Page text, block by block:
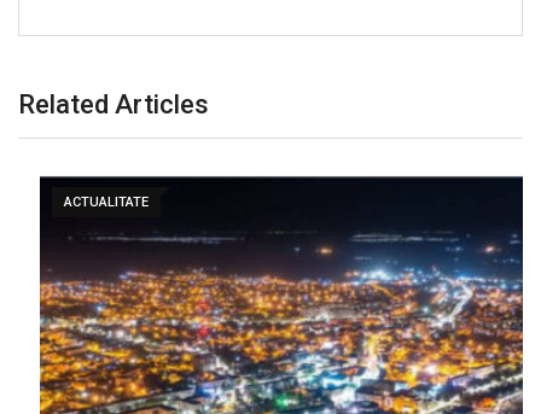
Related Articles
ACTUALITATE